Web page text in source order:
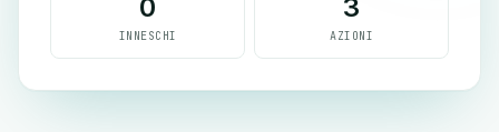
0
INNESCHI
3
AZIONI